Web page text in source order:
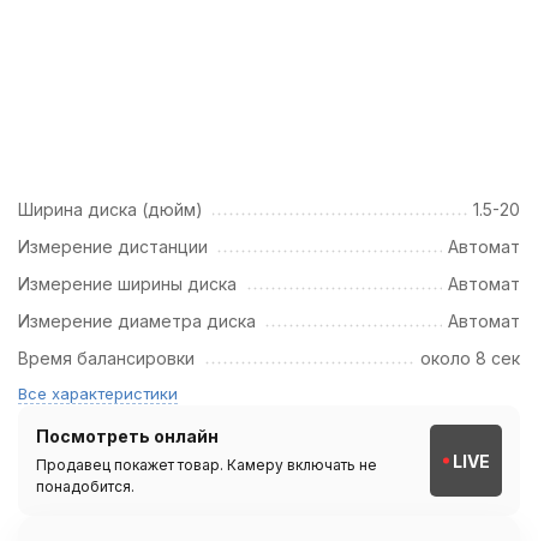
Ширина диска (дюйм)
1.5-20
Измерение дистанции
Автомат
Измерение ширины диска
Автомат
Измерение диаметра диска
Автомат
Время балансировки
около 8 сек
Все характеристики
Посмотреть онлайн
Продавец покажет товар. Камеру включать не
понадобится.
LIVE